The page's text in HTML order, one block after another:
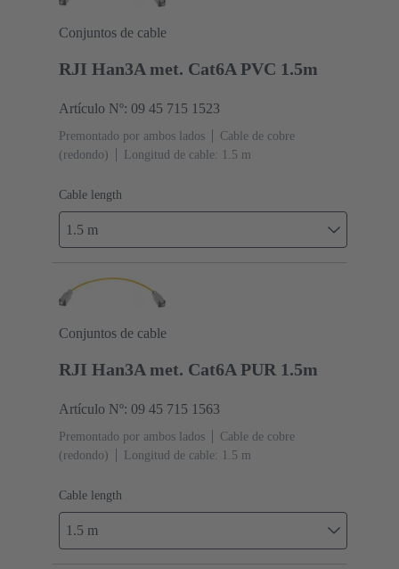
Conjuntos de cable
RJI Han3A met. Cat6A PVC 1.5m
Artículo Nº: 09 45 715 1523
Premontado por ambos lados
Cable de cobre
(redondo)
Longitud de cable: 1.5 m
Cable length
1.5 m
Conjuntos de cable
RJI Han3A met. Cat6A PUR 1.5m
Artículo Nº: 09 45 715 1563
Premontado por ambos lados
Cable de cobre
(redondo)
Longitud de cable: 1.5 m
Cable length
1.5 m